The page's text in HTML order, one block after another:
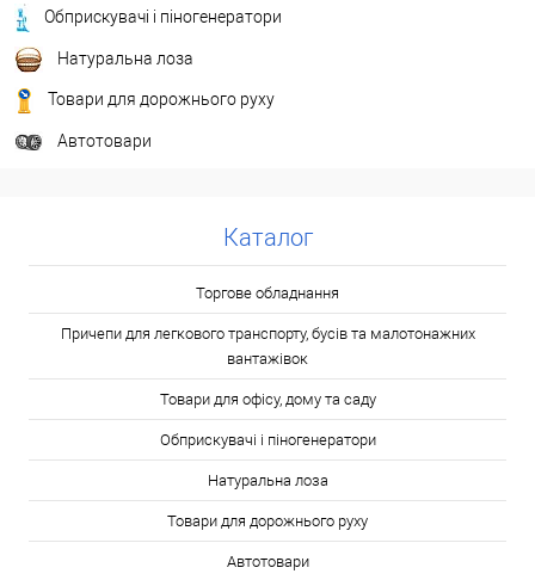
Обприскувачі і піногенератори
Натуральна лоза
Товари для дорожнього руху
Автотовари
Каталог
Торгове обладнання
Причепи для легкового транспорту, бусів та малотонажних
вантажівок
Товари для офісу, дому та саду
Обприскувачі і піногенератори
Натуральна лоза
Товари для дорожнього руху
Автотовари